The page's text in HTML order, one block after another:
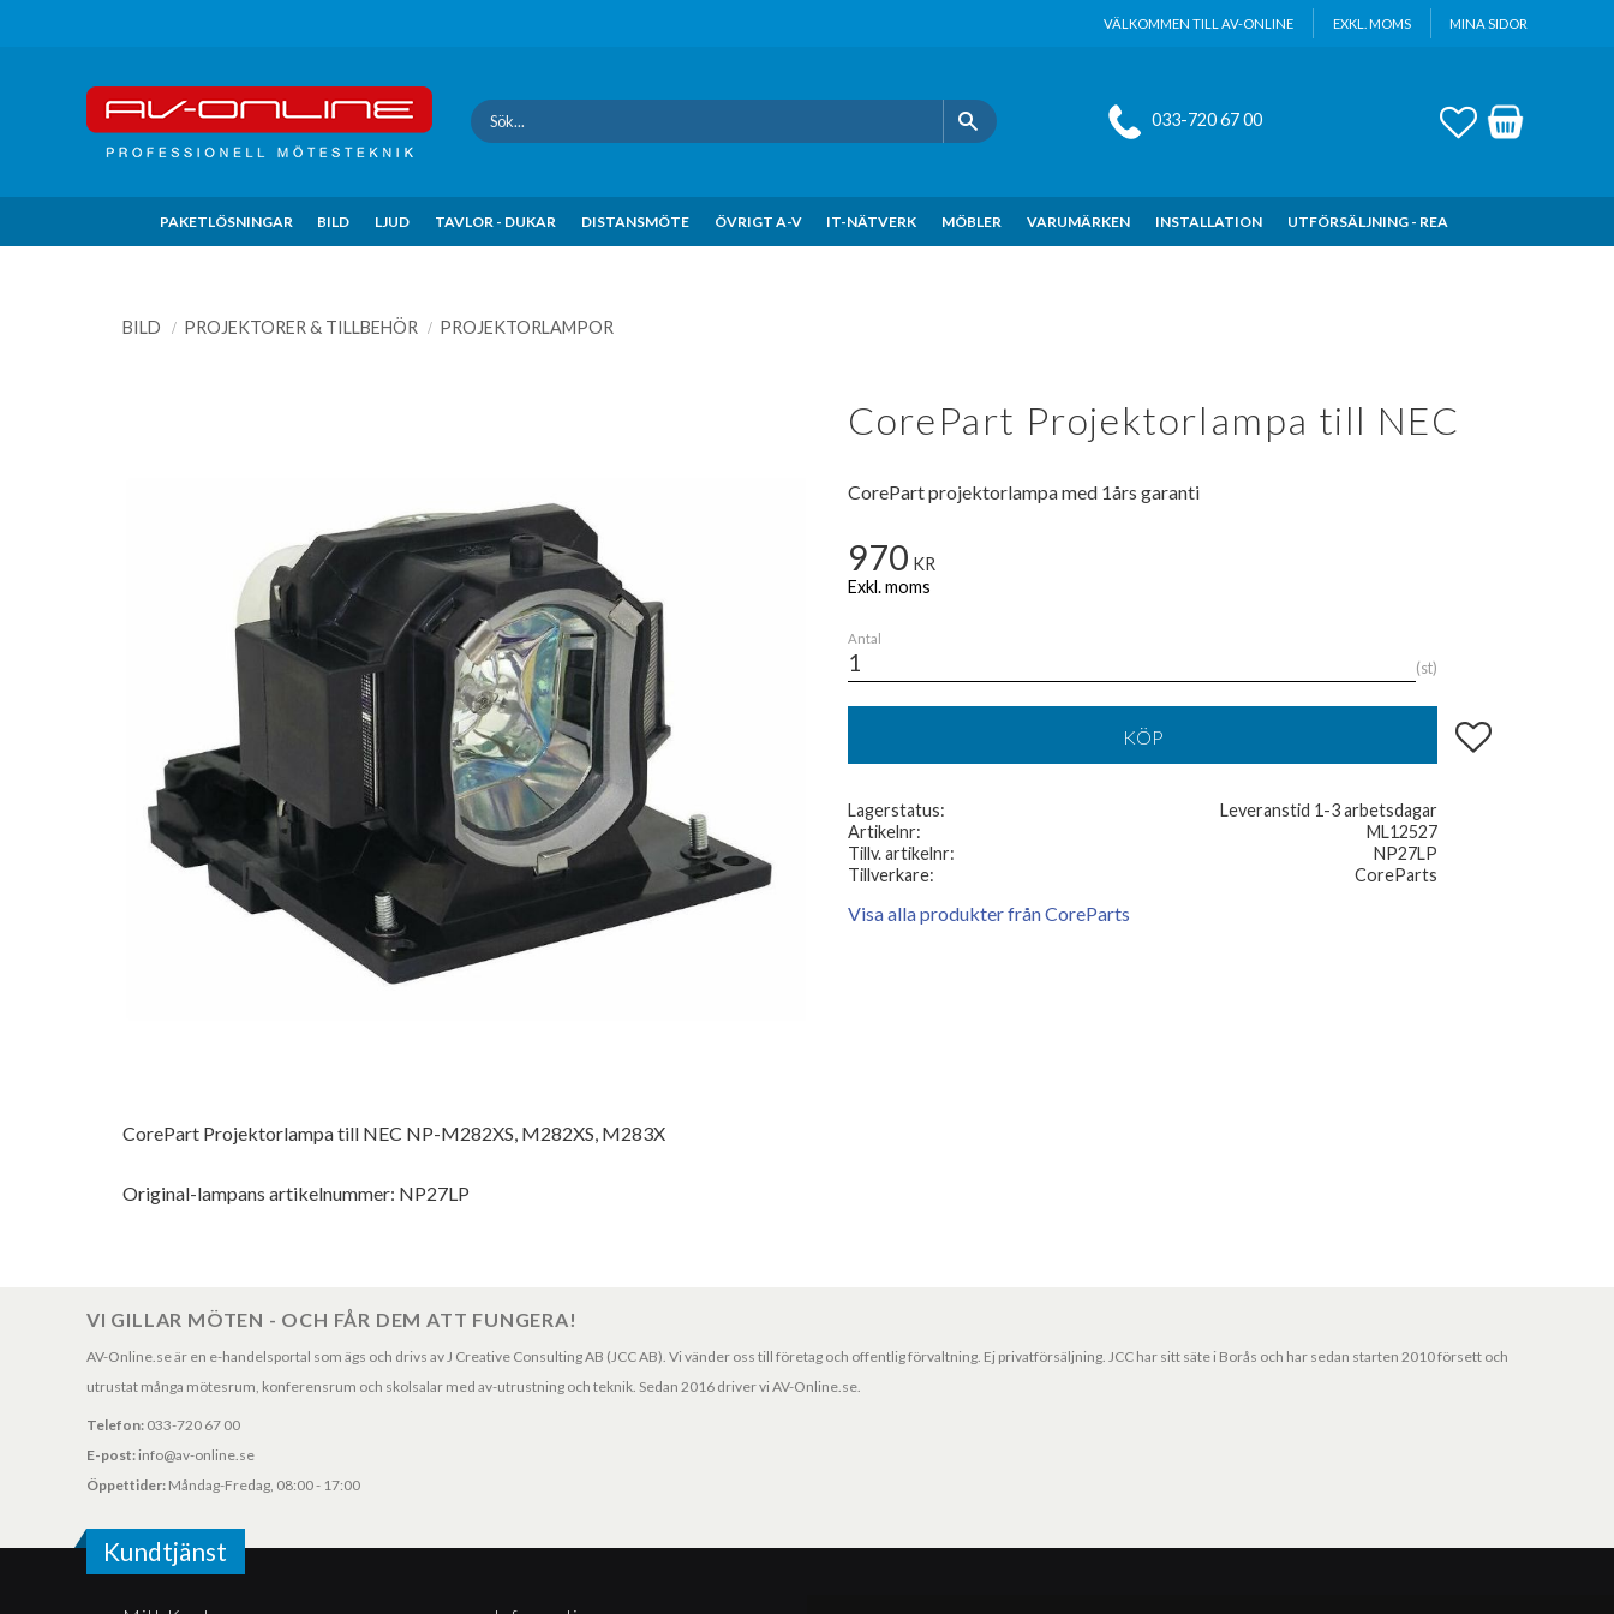
VÄLKOMMEN TILL AV-ONLINE EXKL. MOMS MINA SIDOR
033-720 67 00 FAVORITER
KUNDVAGN
PAKETLÖSNINGAR BILD LJUD TAVLOR - DUKAR DISTANSMÖTE ÖVRIGT A-V IT-NÄTVERK MÖBLER VARUMÄRKEN INSTALLATION UTFÖRSÄLJNING - REA
BILD PROJEKTORER & TILLBEHÖR PROJEKTORLAMPOR
CorePart Projektorlampa till NEC
CorePart projektorlampa med 1års garanti
970 KR
Antal
st
KÖP Lägg till i favoriter
Lagerstatus
Leveranstid 1-3 arbetsdagar
Artikelnr
ML12527
Tillv. artikelnr
NP27LP
Tillverkare
CoreParts
Visa alla produkter från CoreParts
CorePart Projektorlampa till NEC NP-M282XS, M282XS, M283X
Original-lampans artikelnummer: NP27LP
VI GILLAR MÖTEN - OCH FÅR DEM ATT FUNGERA!
AV-Online.se är en e-handelsportal som ägs och drivs av J Creative Consulting AB (JCC AB). Vi vänder oss till företag och offentlig förvaltning. Ej privatförsäljning. JCC har sitt säte i Borås och har sedan starten 2010 försett och
utrustat många mötesrum, konferensrum och skolsalar med av-utrustning och teknik. Sedan 2016 driver vi AV-Online.se.
Telefon: 033-720 67 00
E-post: info@av-online.se
Öppettider: Måndag-Fredag, 08:00 - 17:00
Kundtjänst